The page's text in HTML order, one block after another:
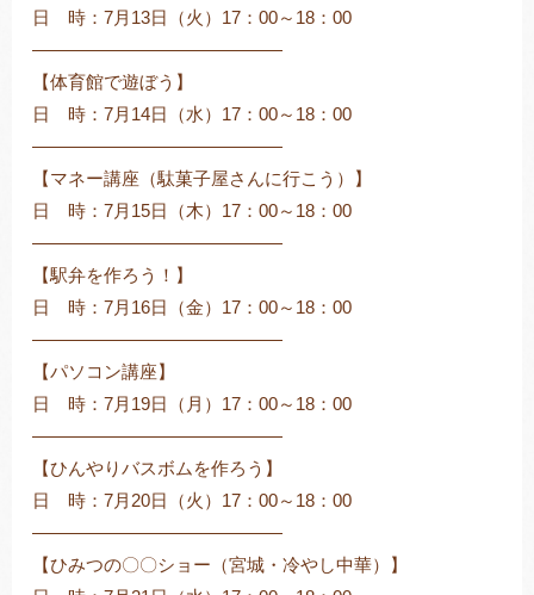
日 時：7月13日（火）17：00～18：00
――――――――――――――
【体育館で遊ぼう】
日 時：7月14日（水）17：00～18：00
――――――――――――――
【マネー講座（駄菓子屋さんに行こう）】
日 時：7月15日（木）17：00～18：00
――――――――――――――
【駅弁を作ろう！】
日 時：7月16日（金）17：00～18：00
――――――――――――――
【パソコン講座】
日 時：7月19日（月）17：00～18：00
――――――――――――――
【ひんやりバスボムを作ろう】
日 時：7月20日（火）17：00～18：00
――――――――――――――
【ひみつの〇〇ショー（宮城・冷やし中華）】